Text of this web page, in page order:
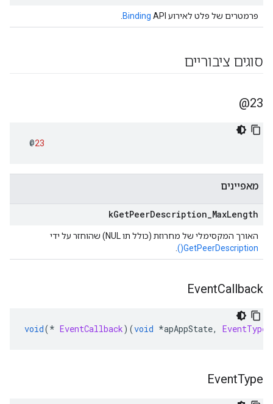
פרמטרים של פלט לאירוע Binding API.
סוגים ציבוריים
23@
@23
מאפיינים
kGetPeerDescription MaxLength
האורך המקסימלי של מחרוזת (כולל תו NUL) שהוחזר על ידי
GetPeerDescription()
EventCallback
void(* EventCallback)(void *apAppState, EventType
EventType